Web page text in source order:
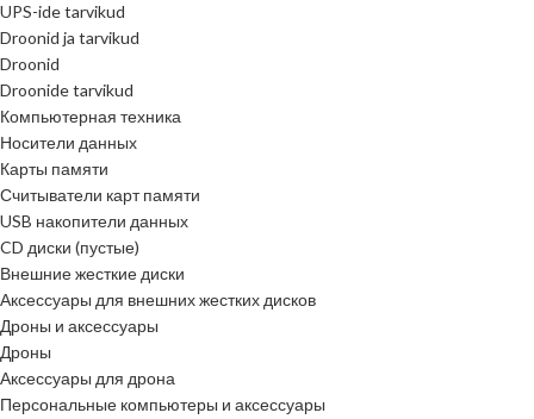
UPS-ide tarvikud
Droonid ja tarvikud
Droonid
Droonide tarvikud
Компьютерная техника
Носители данных
Карты памяти
Считыватели карт памяти
USB накопители данных
CD диски (пустые)
Внешние жесткие диски
Аксессуары для внешних жестких дисков
Дроны и аксессуары
Дроны
Аксессуары для дрона
Персональные компьютеры и аксессуары